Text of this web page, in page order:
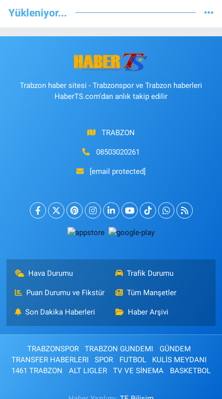
Yükleniyor...
Trabzon haber sitesi - Trabzonspor ve Trabzon haberleri
HaberTS.com'dan anlık takip edilir
TRABZON
08503020261
[email protected]
Hava Durumu Trafik Durumu
Puan Durumu ve Fikstür Tüm Manşetler
Son Dakika Haberleri Haber Arşivi
TRABZONSPOR TRABZON GUNDEMI
GÜNDEM
TRANSFER HABERLERI
SPOR FUTBOL
KULİS MEYDANI
1461 TRABZON
ALT LIGLER TV VE SİNEMA BASKETBOL